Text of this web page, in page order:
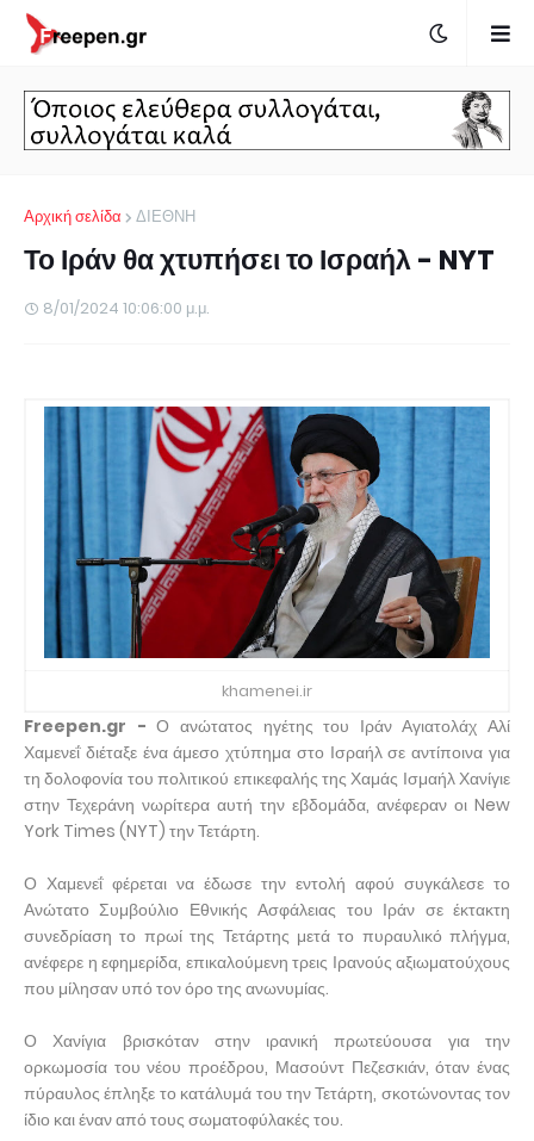
Αρχική σελίδα ΔΙΕΘΝΗ
Το Ιράν θα χτυπήσει το Ισραήλ - NYT
8/01/2024 10:06:00 μ.μ.
khamenei.ir
Freepen.gr -Ο ανώτατος ηγέτης του Ιράν Αγιατολάχ Αλί
Χαμενεΐ διέταξε ένα άμεσο χτύπημα στο Ισραήλ σε αντίποινα για
τη δολοφονία του πολιτικού επικεφαλής της Χαμάς Ισμαήλ Χανίγιε
στην Τεχεράνη νωρίτερα αυτή την εβδομάδα, ανέφεραν οι New
York Times (NYT) την Τετάρτη.
Ο Χαμενεΐ φέρεται να έδωσε την εντολή αφού συγκάλεσε το
Ανώτατο Συμβούλιο Εθνικής Ασφάλειας του Ιράν σε έκτακτη
συνεδρίαση το πρωί της Τετάρτης μετά το πυραυλικό πλήγμα,
ανέφερε η εφημερίδα, επικαλούμενη τρεις Ιρανούς αξιωματούχους
που μίλησαν υπό τον όρο της ανωνυμίας.
Ο Χανίγια βρισκόταν στην ιρανική πρωτεύουσα για την
ορκωμοσία του νέου προέδρου, Μασούντ Πεζεσκιάν, όταν ένας
πύραυλος έπληξε το κατάλυμά του την Τετάρτη, σκοτώνοντας τον
ίδιο και έναν από τους σωματοφύλακές του.